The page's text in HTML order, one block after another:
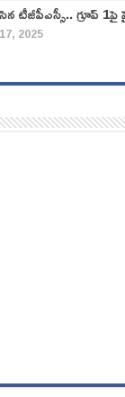
టీజీపీఎస్సీ.. గ్రూప్‌
2025